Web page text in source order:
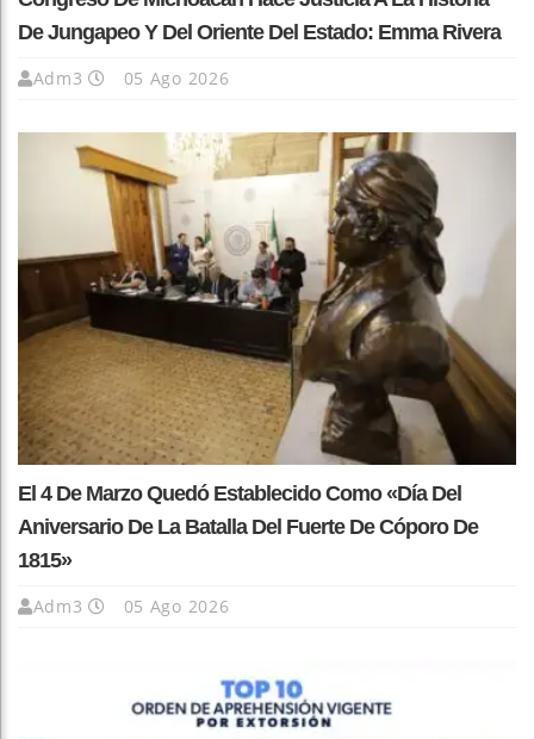
De Jungapeo Y Del Oriente Del Estado: Emma Rivera
Adm3 05 Ago 2026
El 4 De Marzo Quedó Establecido Como «Día Del
Aniversario De La Batalla Del Fuerte De Cóporo De
1815»
Adm3 05 Ago 2026